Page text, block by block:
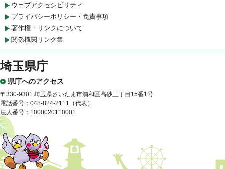
ウェブアクセシビリティ
プライバシーポリシー・免責事項
著作権・リンクについて
関係機関リンク集
埼玉県庁
県庁へのアクセス
〒330-9301 埼玉県さいたま市浦和区高砂三丁目15番1号
電話番号：048-824-2111（代表）
法人番号：1000020110001